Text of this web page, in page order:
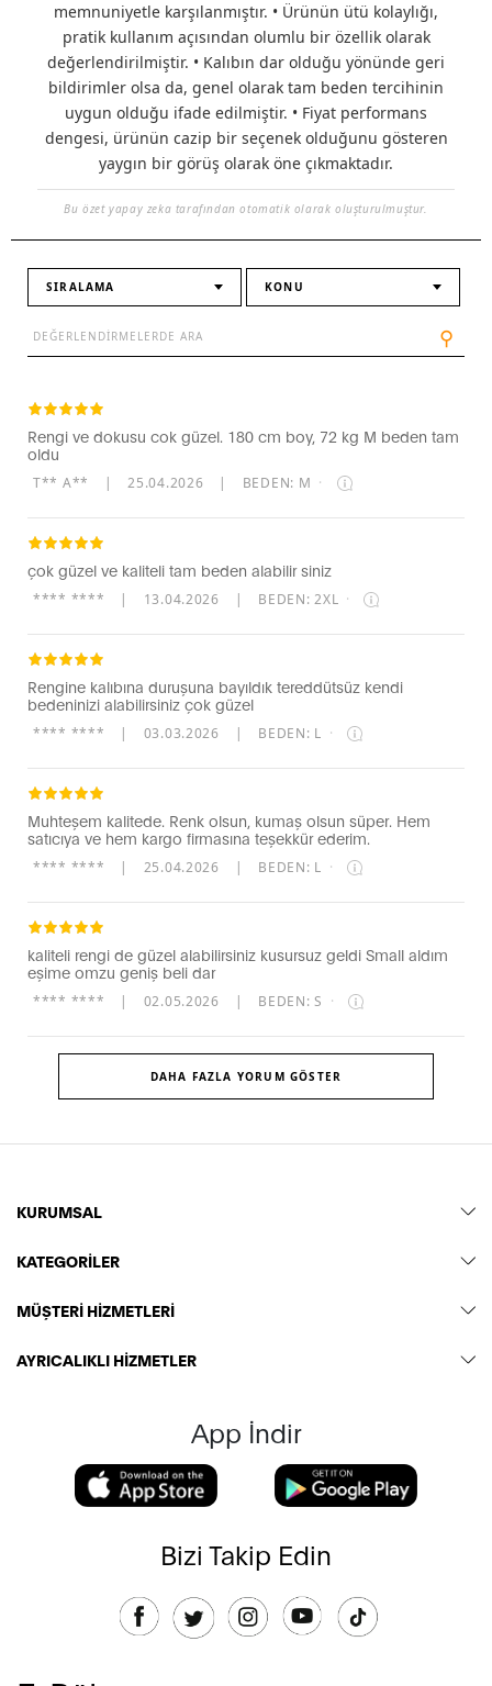
memnuniyetle karşılanmıştır. • Ürünün ütü kolaylığı,
pratik kullanım açısından olumlu bir özellik olarak
değerlendirilmiştir. • Kalıbın dar olduğu yönünde geri
bildirimler olsa da, genel olarak tam beden tercihinin
uygun olduğu ifade edilmiştir. • Fiyat performans
dengesi, ürünün cazip bir seçenek olduğunu gösteren
yaygın bir görüş olarak öne çıkmaktadır.
Bu özet yapay zeka tarafından otomatik olarak oluşturulmuştur.
SIRALAMA KONU
⚲
Rengi ve dokusu cok güzel. 180 cm boy, 72 kg M beden tam
oldu
T** A** | 25.04.2026 | BEDEN: M ·
çok güzel ve kaliteli tam beden alabilir siniz
**** **** | 13.04.2026 | BEDEN: 2XL ·
Rengine kalıbına duruşuna bayıldık tereddütsüz kendi
bedeninizi alabilirsiniz çok güzel
**** **** | 03.03.2026 | BEDEN: L ·
Muhteşem kalitede. Renk olsun, kumaş olsun süper. Hem
satıcıya ve hem kargo firmasına teşekkür ederim.
**** **** | 25.04.2026 | BEDEN: L ·
kaliteli rengi de güzel alabilirsiniz kusursuz geldi Small aldım
eşime omzu geniş beli dar
**** **** | 02.05.2026 | BEDEN: S ·
DAHA FAZLA YORUM GÖSTER
KURUMSAL
KATEGORİLER
MÜŞTERİ HİZMETLERİ
AYRICALIKLI HİZMETLER
App İndir
Bizi Takip Edin